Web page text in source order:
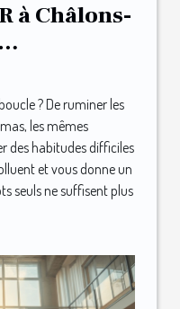
à Châlons-
du
? De ruminer les
les mêmes
des habitudes difficiles
et vous donne un
seuls ne suffisent plus